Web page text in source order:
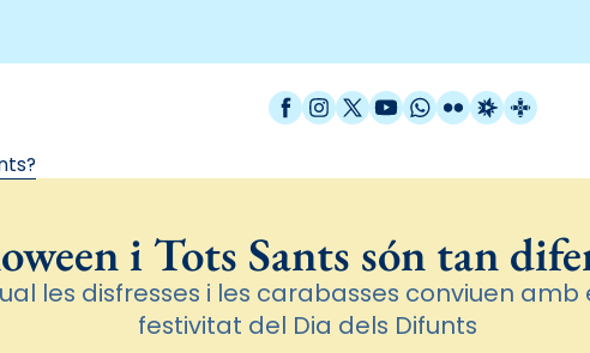
Facebook
Instagram
X / Twitter
YouTube
WhatsApp
FlickrRadio Estel
i Tots Sants són tan
les disfresses i les carabasses conviuen amb
festivitat del Dia dels Difunts